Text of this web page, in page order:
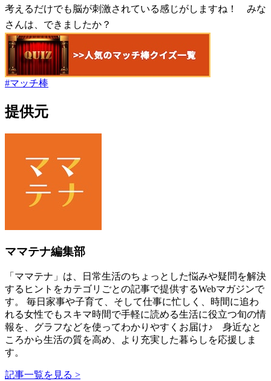
考えるだけでも脳が刺激されている感じがしますね！ みな
さんは、できましたか？
#マッチ棒
提供元
ママテナ編集部
「ママテナ」は、日常生活のちょっとした悩みや疑問を解決
するヒントをカテゴリごとの記事で提供するWebマガジンで
す。 毎日家事や子育て、そして仕事に忙しく、時間に追わ
れる女性でもスキマ時間で手軽に読める生活に役立つ旬の情
報を、グラフなどを使ってわかりやすくお届け♪ 身近なと
ころから生活の質を高め、より充実した暮らしを応援しま
す。
記事一覧を見る >